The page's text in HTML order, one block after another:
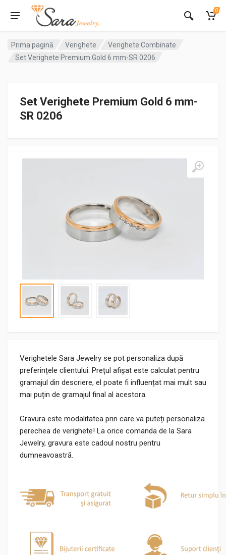
0
Prima pagină Verighete
Verighete Combinate
Set Verighete Premium Gold 6 mm-SR 0206
Set Verighete Premium Gold 6 mm-
SR 0206
Verighetele Sara Jewelry se pot personaliza după
preferințele clientului. Prețul afișat este calculat pentru
gramajul din descriere, el poate fi influențat mai mult sau
mai puțin de gramajul final al acestora.
Gravura este modalitatea prin care va puteți personaliza
perechea de verighete! La orice comanda de la Sara
Jewelry, gravura este cadoul nostru pentru
dumneavoastră.